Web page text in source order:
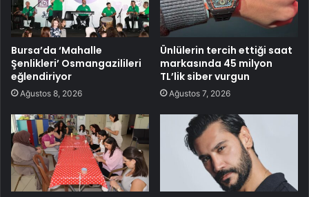
Bursa’da ‘Mahalle
Şenlikleri’ Osmangazilileri
eğlendiriyor
Ağustos 8, 2026
Ünlülerin tercih ettiği saat
markasında 45 milyon
TL’lik siber vurgun
Ağustos 7, 2026